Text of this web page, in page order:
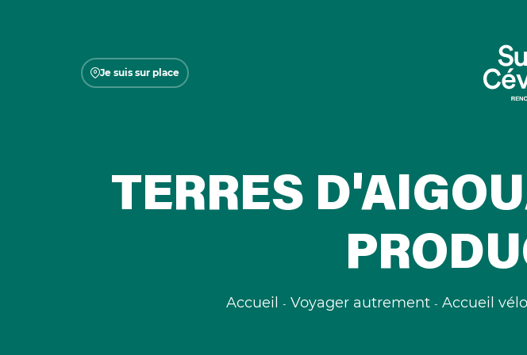
Je suis sur place
TERRES
Accueil Voyager autrement Accueil vélo